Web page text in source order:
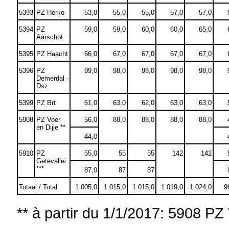
5393 PZ Herko 53,0 55,0 55,0 57,0 57,0
5394 PZ
Aarschot
59,0 59,0 60,0 60,0 65,0
5395 PZ Haacht 66,0 67,0 67,0 67,0 67,0
5396 PZ
Demerdal -
Dsz
99,0 98,0 98,0 98,0 98,0
5399 PZ Brt 61,0 63,0 62,0 63,0 63,0
5908 PZ Voer
en Dijle **
56,0 88,0 88,0 88,0 88,0
44,0
5910 PZ
Getevallei
***
55,0 55 55 142 142
87,0 87 87
Totaal / Total 1.005,0 1.015,0 1.015,0 1.019,0 1.024,0
** à partir du 1/1/2017: 5908